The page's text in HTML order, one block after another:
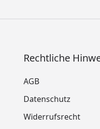
Rechtliche
AGB
Datenschutz
Widerrufsrecht